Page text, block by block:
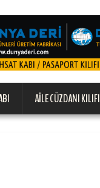
AILE CÜZDANI KILIFI